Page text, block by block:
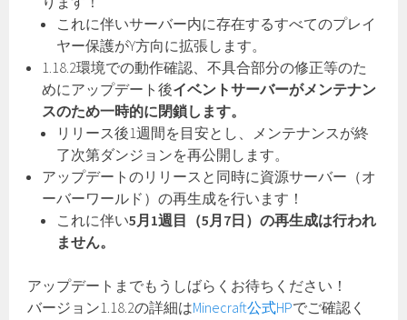
これに伴いサーバー内に存在するすべてのプレイ
ヤー保護がY方向に拡張します。
1.18.2環境での動作確認、不具合部分の修正等のた
めにアップデート後イベントサーバーがメンテナン
スのため一時的に閉鎖します。
リリース後1週間を目安とし、メンテナンスが終
了次第ダンジョンを再公開します。
アップデートのリリースと同時に資源サーバー（オ
ーバーワールド）の再生成を行います！
これに伴い5月1週目（5月7日）の再生成は行われ
ません。
アップデートまでもうしばらくお待ちください！
バージョン1.18.2の詳細はMinecraft公式HPでご確認く